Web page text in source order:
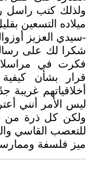
ولذلك كتب راسل
ميلاده التسعين
-سيدي العزيز
شكرا لك على
فكرت في
قرار بشأن
أخلاقياتهم غريبة
ليس الأمر أنني
ولكن كل ذرة
للتعصب القاسي
ميز فلسفة